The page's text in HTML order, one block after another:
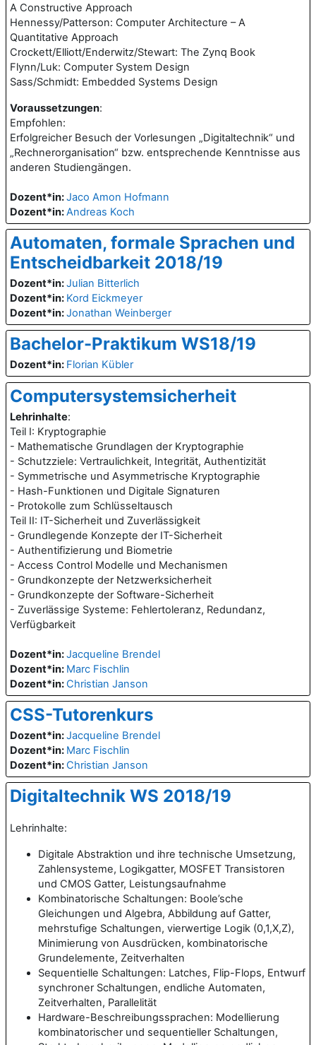
A Constructive Approach
Hennessy/Patterson: Computer Architecture – A
Quantitative Approach
Crockett/Elliott/Enderwitz/Stewart: The Zynq Book
Flynn/Luk: Computer System Design
Sass/Schmidt: Embedded Systems Design
Voraussetzungen:
Empfohlen:
Erfolgreicher Besuch der Vorlesungen „Digitaltechnik“ und
„Rechnerorganisation“ bzw. entsprechende Kenntnisse aus
anderen Studiengängen.
Dozent*in:Jaco Amon Hofmann
Dozent*in:Andreas Koch
Automaten, formale Sprachen und
Entscheidbarkeit 2018/19
Dozent*in:Julian Bitterlich
Dozent*in: Kord Eickmeyer
Dozent*in:Jonathan Weinberger
Bachelor-Praktikum WS18/19
Dozent*in: Florian Kübler
Computersystemsicherheit
Lehrinhalte:
Teil I: Kryptographie
- Mathematische Grundlagen der Kryptographie
- Schutzziele: Vertraulichkeit, Integrität, Authentizität
- Symmetrische und Asymmetrische Kryptographie
- Hash-Funktionen und Digitale Signaturen
- Protokolle zum Schlüsseltausch
Teil II: IT-Sicherheit und Zuverlässigkeit
- Grundlegende Konzepte der IT-Sicherheit
- Authentifizierung und Biometrie
- Access Control Modelle und Mechanismen
- Grundkonzepte der Netzwerksicherheit
- Grundkonzepte der Software-Sicherheit
- Zuverlässige Systeme: Fehlertoleranz, Redundanz,
Verfügbarkeit
Dozent*in:Jacqueline Brendel
Dozent*in: Marc Fischlin
Dozent*in:Christian Janson
CSS-Tutorenkurs
Dozent*in:Jacqueline Brendel
Dozent*in: Marc Fischlin
Dozent*in:Christian Janson
Digitaltechnik WS 2018/19
Lehrinhalte:
Digitale Abstraktion und ihre technische Umsetzung,
Zahlensysteme, Logikgatter, MOSFET Transistoren
und CMOS Gatter, Leistungsaufnahme
Kombinatorische Schaltungen: Boole’sche
Gleichungen und Algebra, Abbildung auf Gatter,
mehrstufige Schaltungen, vierwertige Logik (0,1,X,Z),
Minimierung von Ausdrücken, kombinatorische
Grundelemente, Zeitverhalten
Sequentielle Schaltungen: Latches, Flip-Flops, Entwurf
synchroner Schaltungen, endliche Automaten,
Zeitverhalten, Parallelität
Hardware-Beschreibungssprachen: Modellierung
kombinatorischer und sequentieller Schaltungen,